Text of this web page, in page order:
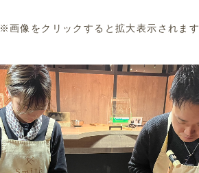
※画像をクリックすると拡大表示されます